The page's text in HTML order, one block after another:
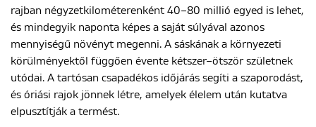
rajban négyzetkilométerenként 40–80 millió egyed is lehet,
és mindegyik naponta képes a saját súlyával azonos
mennyiségű növényt megenni. A sáskának a környezeti
körülményektől függően évente kétszer–ötször születnek
utódai. A tartósan csapadékos időjárás segíti a szaporodást,
és óriási rajok jönnek létre, amelyek élelem után kutatva
elpusztítják a termést.